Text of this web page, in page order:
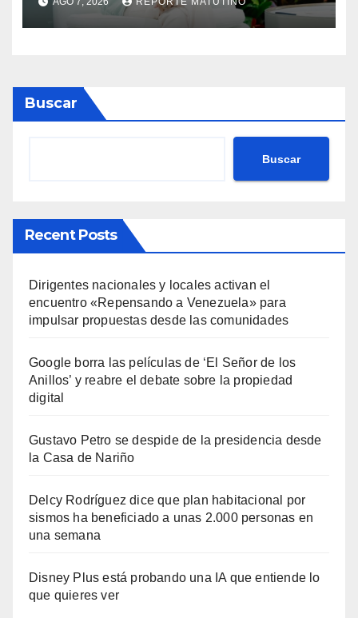
personas en una semana
Buscar
Buscar
Recent Posts
Dirigentes nacionales y locales activan el
encuentro «Repensando a Venezuela» para
impulsar propuestas desde las comunidades
Google borra las películas de ‘El Señor de los
Anillos’ y reabre el debate sobre la propiedad
digital
Gustavo Petro se despide de la presidencia desde
la Casa de Nariño
Delcy Rodríguez dice que plan habitacional por
sismos ha beneficiado a unas 2.000 personas en
una semana
Disney Plus está probando una IA que entiende lo
que quieres ver